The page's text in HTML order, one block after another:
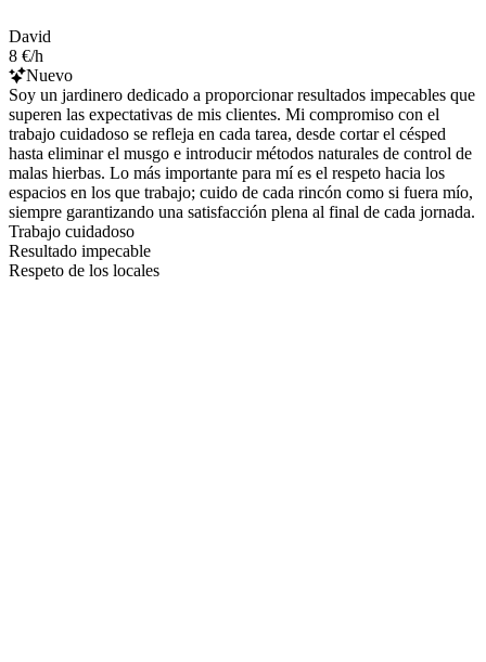
David
8 €/h
Nuevo
Soy un jardinero dedicado a proporcionar resultados impecables que
superen las expectativas de mis clientes. Mi compromiso con el
trabajo cuidadoso se refleja en cada tarea, desde cortar el césped
hasta eliminar el musgo e introducir métodos naturales de control de
malas hierbas. Lo más importante para mí es el respeto hacia los
espacios en los que trabajo; cuido de cada rincón como si fuera mío,
siempre garantizando una satisfacción plena al final de cada jornada.
Trabajo cuidadoso
Resultado impecable
Respeto de los locales